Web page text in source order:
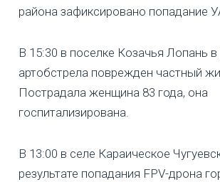
района зафиксировано попадание
В 15:30 в поселке Козачья Лопань в
артобстрела поврежден частный
Пострадала женщина 83 года, она
госпитализирована.
В 13:00 в селе Караическое
результате попадания FPV-дрона